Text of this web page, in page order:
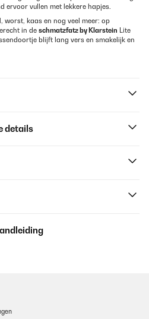
ervoor vullen met lekkere hapjes.
worst, kaas en nog veel meer: op
in de schmatzfatz by Klarstein Lite
blijft lang vers en smakelijk en
details